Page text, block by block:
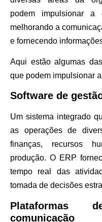
podem impulsionar a
melhorando a
e fornecendo
Aqui estão algumas
que podem impulsionar
Software de
Um sistema integrado
as operações de
finanças, recursos
produção. O ERP
tempo real das
tomada de decisões
Plataformas
comunicação